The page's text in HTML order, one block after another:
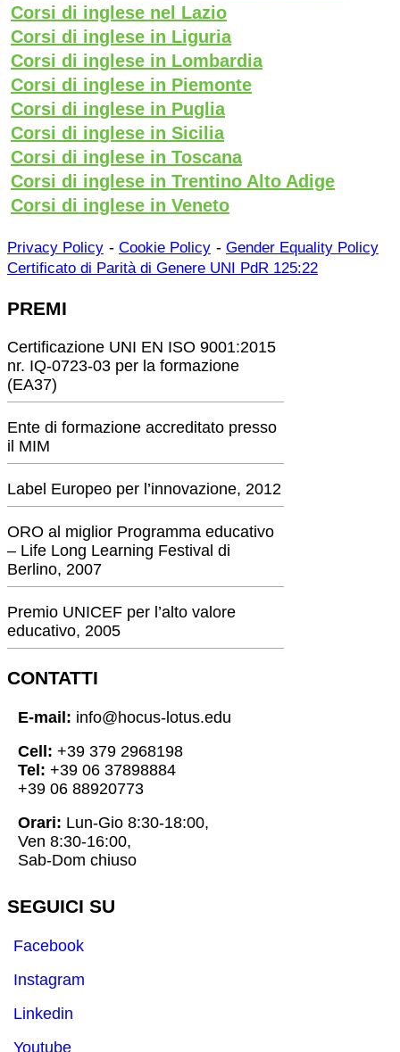
Corsi di inglese nel Lazio
Corsi di inglese in Liguria
Corsi di inglese in Lombardia
Corsi di inglese in Piemonte
Corsi di inglese in Puglia
Corsi di inglese in Sicilia
Corsi di inglese in Toscana
Corsi di inglese in Trentino Alto Adige
Corsi di inglese in Veneto
Privacy Policy - Cookie Policy - Gender Equality Policy
Certificato di Parità di Genere UNI PdR 125:22
PREMI
Certificazione UNI EN ISO 9001:2015
nr. IQ-0723-03 per la formazione
(EA37)
Ente di formazione accreditato presso
il MIM
Label Europeo per l’innovazione, 2012
ORO al miglior Programma educativo
– Life Long Learning Festival di
Berlino, 2007
Premio UNICEF per l’alto valore
educativo, 2005
CONTATTI
E-mail: info@hocus-lotus.edu
Cell: +39 379 2968198
Tel: +39 06 37898884
+39 06 88920773
Orari: Lun-Gio 8:30-18:00,
Ven 8:30-16:00,
Sab-Dom chiuso
SEGUICI SU
Facebook
Instagram
Linkedin
Youtube